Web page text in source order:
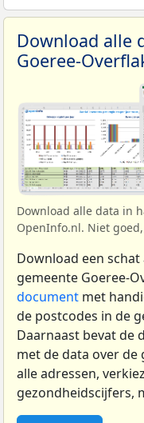
Download alle
Goeree-
Download alle data in
OpenInfo.nl. Niet
Download een
gemeente Goeree-
document met
de postcodes in de
Daarnaast bevat de
met de data over
alle adressen,
gezondheidscijfers,